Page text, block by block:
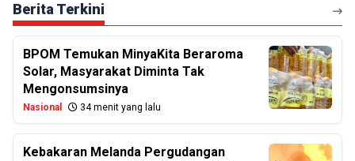
Berita Terkini
BPOM Temukan MinyaKita Beraroma
Solar, Masyarakat Diminta Tak
Mengonsumsinya
Nasional 34 menit yang lalu
Kebakaran Melanda Pergudangan